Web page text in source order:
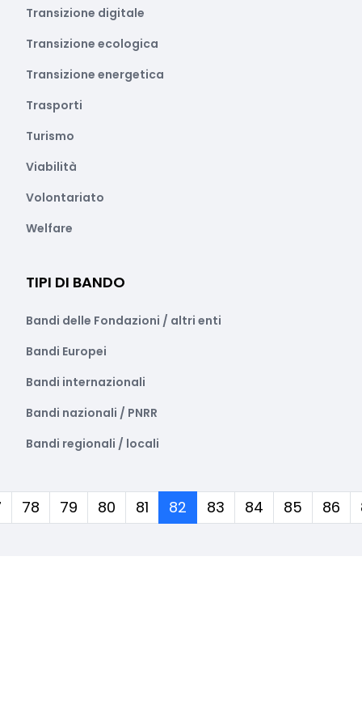
Transizione digitale
Transizione ecologica
Transizione energetica
Trasporti
Turismo
Viabilità
Volontariato
Welfare
TIPI DI BANDO
Bandi delle Fondazioni / altri enti
Bandi Europei
Bandi internazionali
Bandi nazionali / PNRR
Bandi regionali / locali
78 79 80 81 82 (corrente)
83 84 85 86